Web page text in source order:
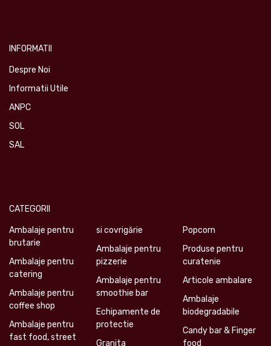
INFORMATII
Despre Noi
Informatii Utile
ANPC
SOL
SAL
CATEGORII
Ambalaje pentru
brutarie
Ambalaje pentru
catering
Ambalaje pentru
coffee shop
Ambalaje pentru
fast food, street
si covrigărie
Ambalaje pentru
pizzerie
Ambalaje pentru
smoothie bar
Echipamente de
protectie
Granita
Popcorn
Produse pentru
curatenie
Articole ambalare
Ambalaje
biodegradabile
Candy bar & Finger
food